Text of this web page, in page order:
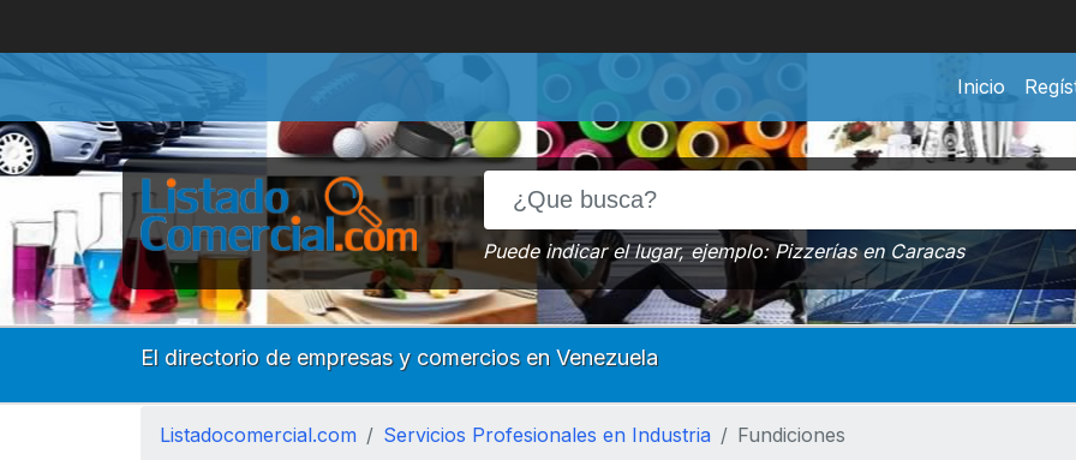
Inicio
Puede indicar el lugar, ejemplo: Pizzerías en Caracas
El directorio de empresas y comercios en Venezuela
Listadocomercial.com Servicios Profesionales en Industria Fundiciones